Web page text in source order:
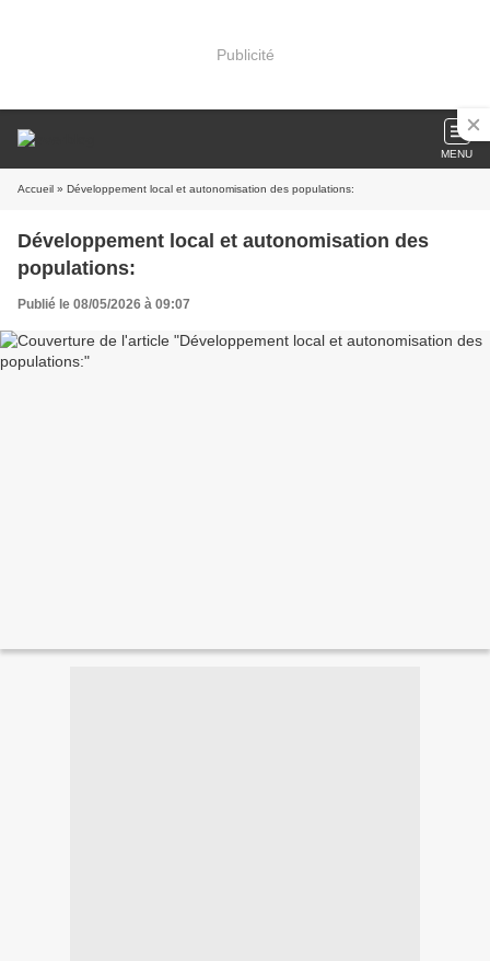
Publicité
MENU
Accueil » Développement local et autonomisation des populations:
Développement local et autonomisation des
populations:
Publié le 08/05/2026 à 09:07